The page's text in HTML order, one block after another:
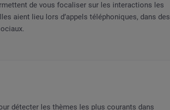
de vous focaliser sur les interactions les
aient lieu lors d’appels téléphoniques, dans des
détecter les thèmes les plus courants dans